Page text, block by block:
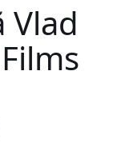
Vlad